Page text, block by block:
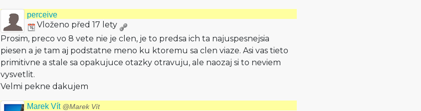
perceive
Vloženo před 17 lety
Prosim, preco vo 8 vete nie je clen, je to predsa ich ta najuspesnejsia
piesen a je tam aj podstatne meno ku ktoremu sa clen viaze. Asi vas tieto
primitivne a stale sa opakujuce otazky otravuju, ale naozaj si to neviem
vysvetlit.
Velmi pekne dakujem
Marek Vít @Marek Vít